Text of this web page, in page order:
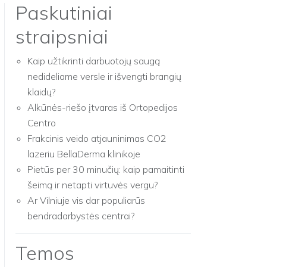
Paskutiniai
straipsniai
Kaip užtikrinti darbuotojų saugą
nedideliame versle ir išvengti brangių
klaidų?
Alkūnės-riešo įtvaras iš Ortopedijos
Centro
Frakcinis veido atjauninimas CO2
lazeriu BellaDerma klinikoje
Pietūs per 30 minučių: kaip pamaitinti
šeimą ir netapti virtuvės vergu?
Ar Vilniuje vis dar populiarūs
bendradarbystės centrai?
Temos